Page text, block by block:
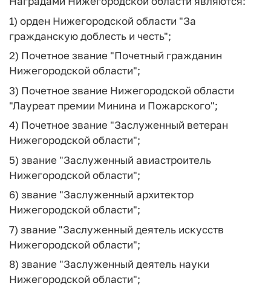
1) орден Нижегородской области "За
гражданскую доблесть и честь";
2) Почетное звание "Почетный гражданин
Нижегородской области";
3) Почетное звание Нижегородской области
"Лауреат премии Минина и Пожарского";
4) Почетное звание "Заслуженный ветеран
Нижегородской области";
5) звание "Заслуженный авиастроитель
Нижегородской области";
6) звание "Заслуженный архитектор
Нижегородской области";
7) звание "Заслуженный деятель искусств
Нижегородской области";
8) звание "Заслуженный деятель науки
Нижегородской области";